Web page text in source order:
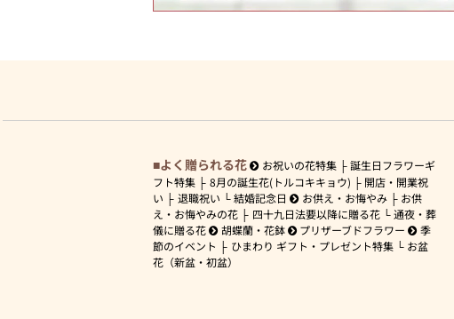
よく贈られる花 お祝いの花特集
誕生日フラワーギ
フト特集
8月の誕生花(トルコキキョウ)
開店・開業祝
い
退職祝い 結婚記念日 お供え・お悔やみ
お供
え・お悔やみの花
四十九日法要以降に贈る花
通夜・葬
儀に贈る花
胡蝶蘭・花鉢 プリザーブドフラワー
季
節のイベント
ひまわり ギフト・プレゼント特集
お盆
花（新盆・初盆）